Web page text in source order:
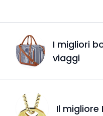
I migliori
viaggi
Il migliore